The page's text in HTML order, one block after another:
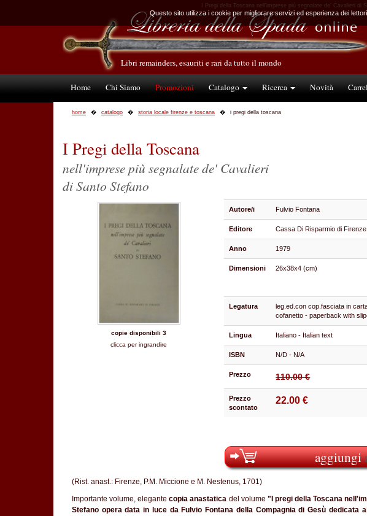
I Pregi della Toscana nell'imprese più segnalate de' Cavalieri
Libri remainders, esauriti e rari da tutto il mondo
Home Chi Siamo Promozioni Catalogo Ricerca Novità
home catalogo storia locale firenze e toscana i pregi della toscana
I Pregi della Toscana
nell'imprese più segnalate de' Cavalieri
di Santo Stefano
copie disponibili 3
clicca per ingrandire
Autore/i Fulvio Fontana
Editore Cassa Di Risparmio di Firenze
Anno 1979
Dimensioni 26x38x4 (cm)
Legatura
leg.ed.con cop.fasciata in
cofanetto - paperback with
Lingua Italiano - Italian text
ISBN N/D - N/A
Prezzo 110.00 €
Prezzo
scontato
22.00 €
aggiungi
(Rist. anast.: Firenze, P.M. Miccione e M. Nestenus, 1701)
Importante volume, elegantecopia anastatica del volume "I pregi della Toscana
Stefano opera data in luce da Fulvio Fontana della Compagnia di Gesù dedicata
Questo sito utilizza i cookie per migliorare servizi ed esperienza dei